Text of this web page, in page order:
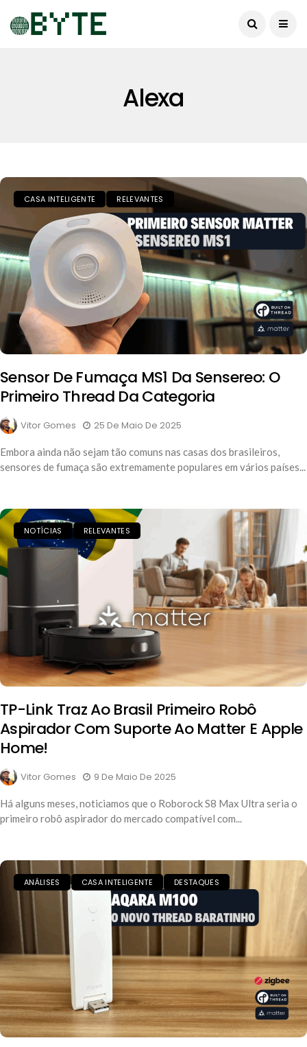
Alexa
CASA INTELIGENTE RELEVANTES
Sensor De Fumaça MS1 Da Sensereo: O
Primeiro Thread Da Categoria
Vitor Gomes 25 De Maio De 2025
Embora ainda não sejam tão comuns nas casas dos brasileiros,
sensores de fumaça são extremamente populares em vários países...
NOTÍCIAS RELEVANTES
TP-Link Traz Ao Brasil Primeiro Robô
Aspirador Com Suporte Ao Matter E Apple
Home!
Vitor Gomes 9 De Maio De 2025
Há alguns meses, noticiamos que o Roborock S8 Max Ultra seria o
primeiro robô aspirador do mercado compatível com...
ANÁLISES CASA INTELIGENTE DESTAQUES